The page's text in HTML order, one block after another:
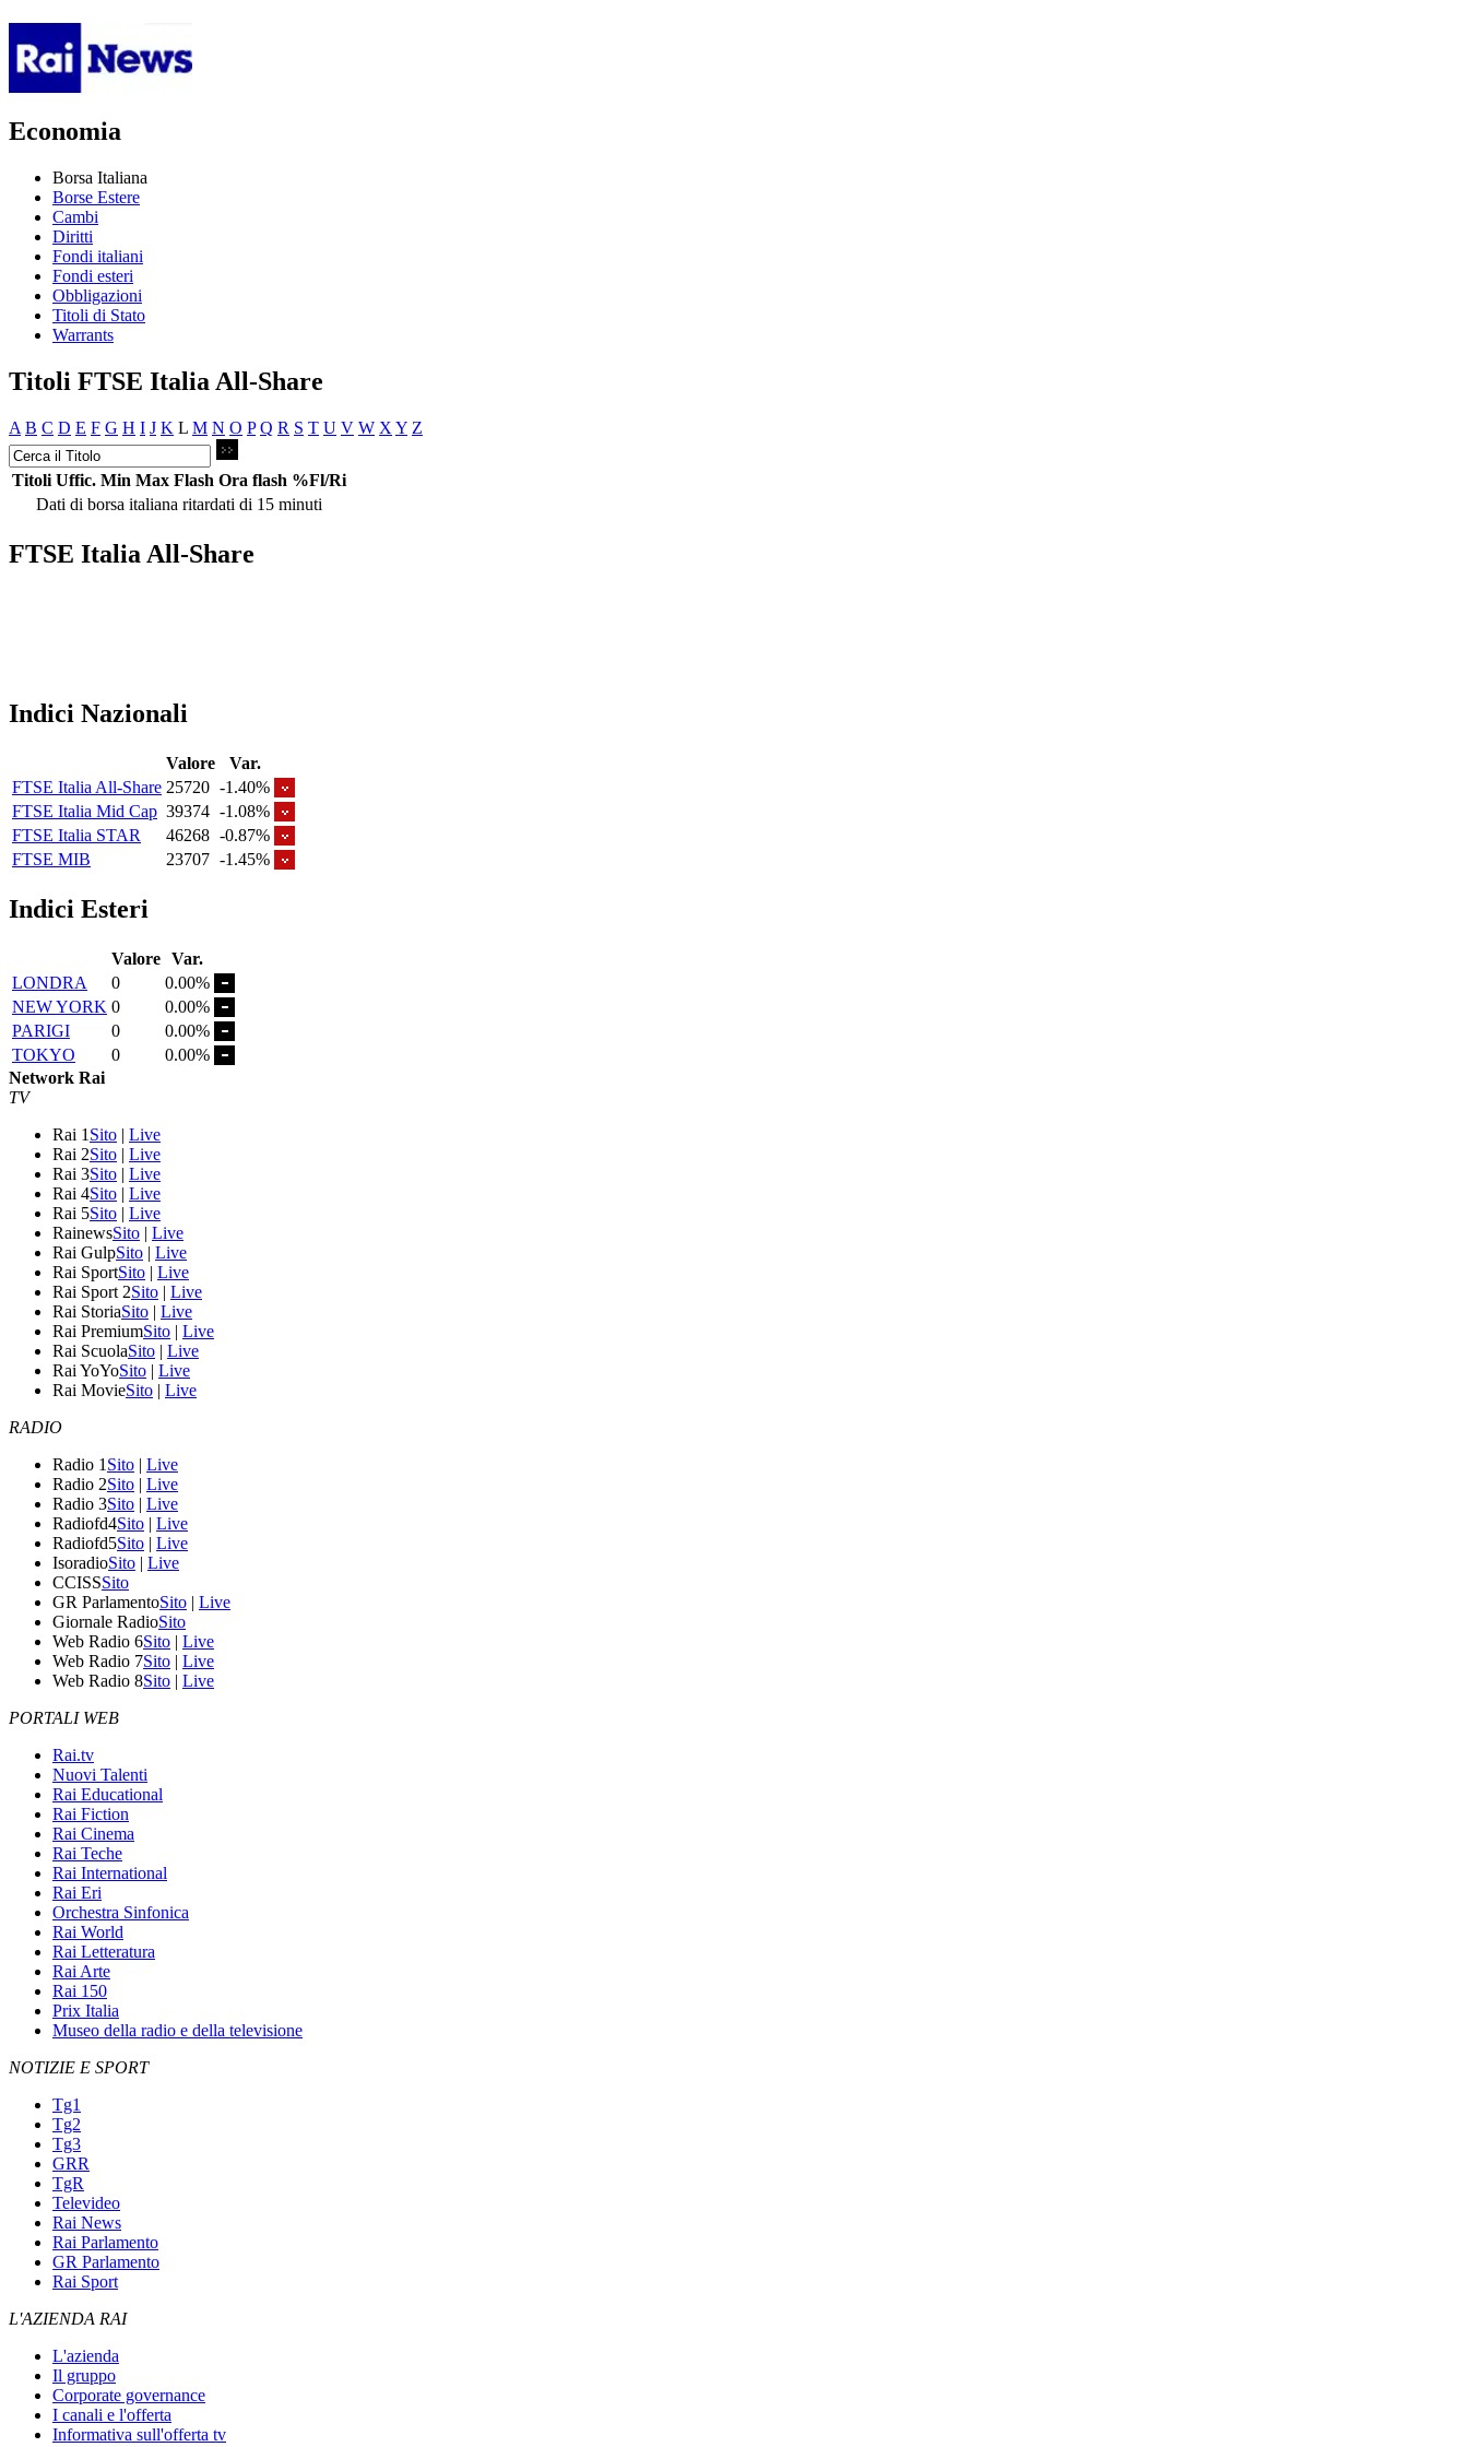
Economia
Borsa Italiana
Borse Estere
Cambi
Diritti
Fondi italiani
Fondi esteri
Obbligazioni
Titoli di Stato
Warrants
Titoli FTSE Italia All-Share
A B C D E F G H I J K L M N O P Q R S T U V W X Y Z
Titoli Uffic. Min Max Flash Ora flash %Fl/Ri
Dati di borsa italiana ritardati di 15 minuti
FTSE Italia All-Share
Indici Nazionali
Valore
Var.
FTSE Italia All-Share 25720 -1.40%
FTSE Italia Mid Cap 39374 -1.08%
FTSE Italia STAR
46268 -0.87%
FTSE MIB
23707 -1.45%
Indici Esteri
Valore Var.
LONDRA
0
0.00%
NEW YORK 0
0.00%
PARIGI
0
0.00%
TOKYO
0
0.00%
Network Rai
TV
Rai 1 Sito | Live
Rai 2Sito | Live
Rai 3Sito | Live
Rai 4Sito | Live
Rai 5Sito | Live
RainewsSito | Live
Rai GulpSito | Live
Rai SportSito | Live
Rai Sport 2Sito | Live
Rai StoriaSito | Live
Rai PremiumSito | Live
Rai ScuolaSito | Live
Rai YoYoSito | Live
Rai MovieSito | Live
RADIO
Radio 1 Sito | Live
Radio 2Sito | Live
Radio 3Sito | Live
Radiofd4Sito | Live
Radiofd5Sito | Live
IsoradioSito | Live
CCISSSito
GR ParlamentoSito | Live
Giornale RadioSito
Web Radio 6Sito | Live
Web Radio 7Sito | Live
Web Radio 8Sito | Live
PORTALI WEB
Rai.tv
Nuovi Talenti
Rai Educational
Rai Fiction
Rai Cinema
Rai Teche
Rai International
Rai Eri
Orchestra Sinfonica
Rai World
Rai Letteratura
Rai Arte
Rai 150
Prix Italia
Museo della radio e della televisione
NOTIZIE E SPORT
Tg1
Tg2
Tg3
GRR
TgR
Televideo
Rai News
Rai Parlamento
GR Parlamento
Rai Sport
L'AZIENDA RAI
L'azienda
Il gruppo
Corporate governance
I canali e l'offerta
Informativa sull'offerta tv